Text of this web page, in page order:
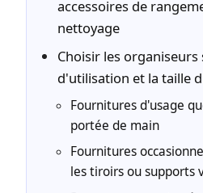
accessoires de
nettoyage
Choisir les
d'utilisation et la taille
Fournitures d'usage
portée de main
Fournitures
les tiroirs ou supports